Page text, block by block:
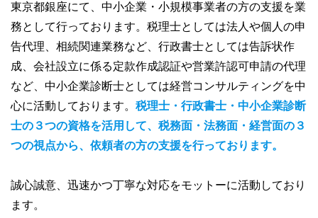
東京都銀座にて、中小企業・小規模事業者の方の支援を業
務として行っております。税理士としては法人や個人の申
告代理、相続関連業務など、行政書士としては告訴状作
成、会社設立に係る定款作成認証や営業許認可申請の代理
など、中小企業診断士としては経営コンサルティングを中
心に活動しております。 税理士・行政書士・中小企業診断
士の３つの資格を活用して、税務面・法務面・経営面の３
つの視点から、依頼者の方の支援を行っております。
誠心誠意、迅速かつ丁寧な対応をモットーに活動しており
ます。